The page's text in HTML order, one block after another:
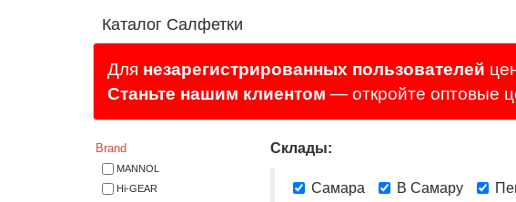
Каталог Салфетки
Для незарегистрированных пользователей
Станьте нашим клиентом — откройте оптовые
Brand
MANNOL
Hi-GEAR
Склады:
Самара В Самару